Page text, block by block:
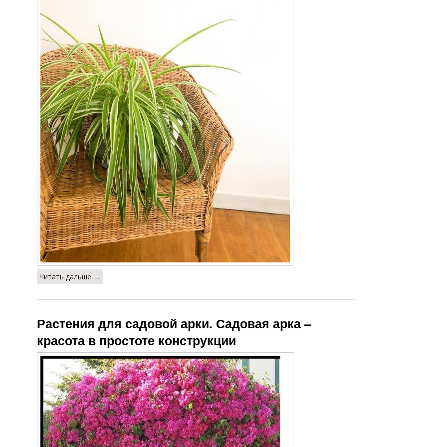
Читать дальше →
Растения для садовой арки. Садовая арка –
красота в простоте конструкции